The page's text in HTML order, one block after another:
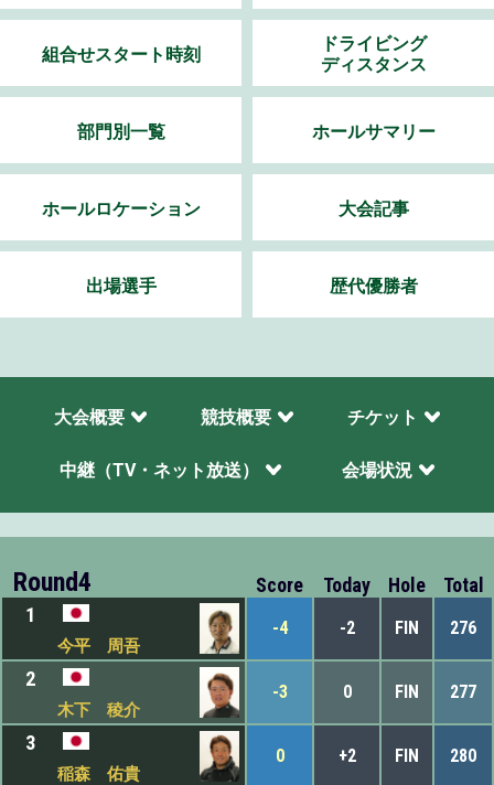
組合せスタート時刻
ドライビング
ディスタンス
部門別一覧 ホールサマリー
ホールロケーション 大会記事
出場選手 歴代優勝者
大会概要 競技概要 チケット
中継（TV・ネット放送） 会場状況
Round4 Score Today Hole
Total
1
今平 周吾
-4 -2 FIN 276
2
木下 稜介
-3 0 FIN 277
3
稲森 佑貴
0 +2 FIN 280